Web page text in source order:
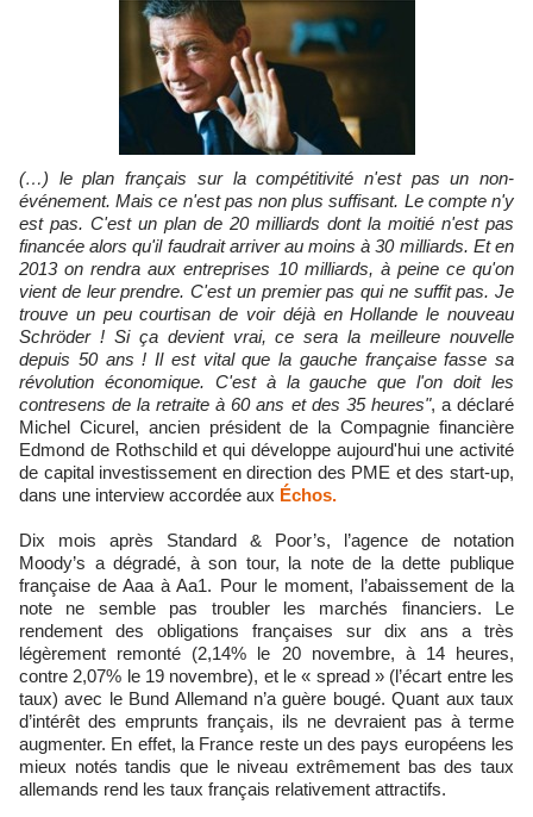
(…) le plan français sur la compétitivité n'est pas un non-
événement. Mais ce n'est pas non plus suffisant. Le compte n'y
est pas. C'est un plan de 20 milliards dont la moitié n'est pas
financée alors qu'il faudrait arriver au moins à 30 milliards. Et en
2013 on rendra aux entreprises 10 milliards, à peine ce qu'on
vient de leur prendre. C'est un premier pas qui ne suffit pas. Je
trouve un peu courtisan de voir déjà en Hollande le nouveau
Schröder ! Si ça devient vrai, ce sera la meilleure nouvelle
depuis 50 ans ! Il est vital que la gauche française fasse sa
révolution économique. C'est à la gauche que l'on doit les
contresens de la retraite à 60 ans et des 35 heures", a déclaré
Michel Cicurel, ancien président de la Compagnie financière
Edmond de Rothschild et qui développe aujourd'hui une activité
de capital investissement en direction des PME et des start-up,
dans une interview accordée aux Échos.
Dix mois après Standard & Poor’s, l’agence de notation
Moody’s a dégradé, à son tour, la note de la dette publique
française de Aaa à Aa1. Pour le moment, l’abaissement de la
note ne semble pas troubler les marchés financiers. Le
rendement des obligations françaises sur dix ans a très
légèrement remonté (2,14% le 20 novembre, à 14 heures,
contre 2,07% le 19 novembre), et le « spread » (l’écart entre les
taux) avec le Bund Allemand n’a guère bougé. Quant aux taux
d’intérêt des emprunts français, ils ne devraient pas à terme
augmenter. En effet, la France reste un des pays européens les
mieux notés tandis que le niveau extrêmement bas des taux
allemands rend les taux français relativement attractifs.